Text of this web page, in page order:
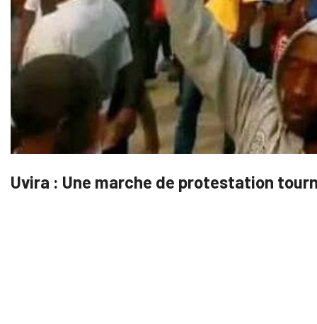
Uvira : Une marche de protestation